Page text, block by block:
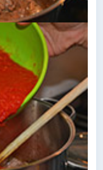
er 100 ml rode